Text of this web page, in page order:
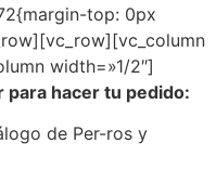
top: 0px
width=»1/2″]
para hacer tu pedido:
de Per-ros y